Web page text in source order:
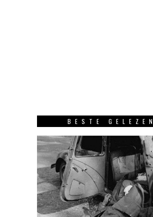
BESTE GELEZEN